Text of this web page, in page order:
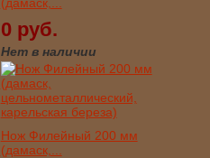
0 руб.
Нет в наличии
Нож Филейный 200 мм
(дамаск,...